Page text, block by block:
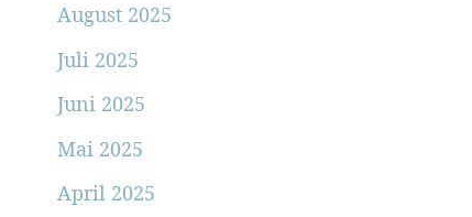
August 2025
Juli 2025
Juni 2025
Mai 2025
April 2025